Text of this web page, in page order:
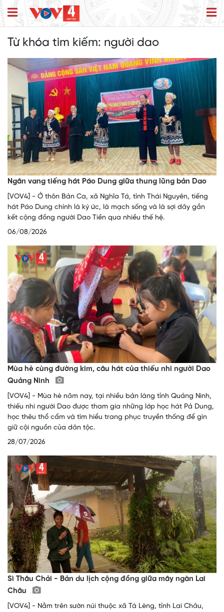
Từ khóa tìm kiếm: người dao
Ngân vang tiếng hát Páo Dung giữa thung lũng bản Dao
[VOV4] - Ở thôn Bản Ca, xã Nghĩa Tá, tỉnh Thái Nguyên, tiếng
hát Páo Dung chính là ký ức, là mạch sống và là sợi dây gắn
kết cộng đồng người Dao Tiền qua nhiều thế hệ.
06/08/2026
Mùa hè cùng đường kim, câu hát của thiếu nhi người Dao
Quảng Ninh
[VOV4] - Mùa hè năm nay, tại nhiều bản làng tỉnh Quảng Ninh,
thiếu nhi người Dao được tham gia những lớp học hát Pả Dung,
học thêu thổ cẩm và tìm hiểu trang phục truyền thống để gìn
giữ cội nguồn của dân tộc.
28/07/2026
Sì Thâu Chải - Bản du lịch cộng đồng giữa mây ngàn Lai
Châu
[VOV4] - Nằm trên sườn núi thuộc xã Tà Lèng, tỉnh Lai Châu,